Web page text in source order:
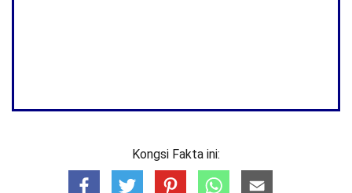
Kongsi Fakta ini: